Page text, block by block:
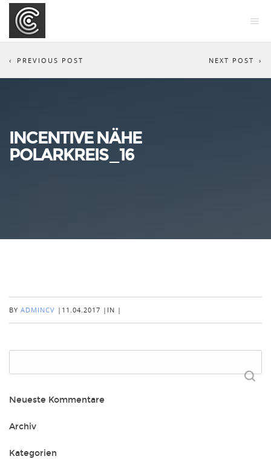
NEXT POST
PREVIOUS POST
INCENTIVE NÄHE
POLARKREIS_16
BY ADMINCV | 11.04.2017 | IN |
nach:
Neueste Kommentare
Archiv
Kategorien